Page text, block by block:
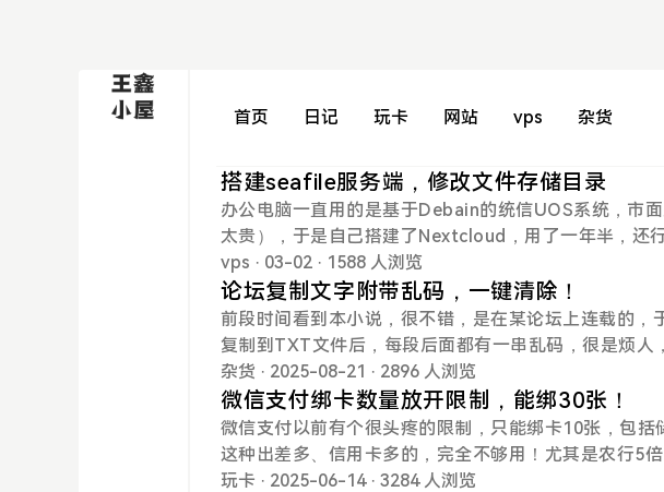
首页 日记 玩卡 网站 vps 杂货
搭建seafile服务端，修改文件存储目录
办公电脑一直用的是基于Debain的统信UOS系统，市
太贵），于是自己搭建了Nextcloud，用了一年半，还
端，结果统信系统软件商城里的客户端版本太老，不再
是奇怪的是，家里的电脑可以正常同步；办公电脑可以
只好另寻同类软件。发现统信的软件商城里有Seafile
端，半个小时就弄好了，用起来真香！服务器我用的是
据盘。Seafile默认安装，就存在将存储目录修改到数据
便下次操作。注：Seafile采用默认安装，存储目录默
挂载盘/data/seafile-data下，root用户运行。1.停
afile-data下所有文件复制到/data/seafile-data3
vps · 03-02 · 1588 人浏览
论坛复制文字附带乱码，一键清除！
前段时间看到本小说，很不错，是在某论坛上连载的
复制到TXT文件后，每段后面都有一串乱码，很是烦人
简单的方法，以WPS为例：（1）把小说内容复制到
码，乱码是透明色（白色）。这时候需要ctrl+A全选文
选中其中一串乱码，点击菜单栏开始 - 选择 - 选择格式
点击剪切，乱码全部清除。（3）将文字复制到TXT中
哈~
杂货 · 2025-08-21 · 2896 人浏览
微信支付绑卡数量放开限制，能绑30张！
微信支付以前有个很头疼的限制，只能绑卡10张，包
这种出差多、信用卡多的，完全不够用！尤其是农行5
卡、钻石卡只有微信有分！最近，微信终于放开了绑卡
玩卡 · 2025-06-14 · 3284 人浏览